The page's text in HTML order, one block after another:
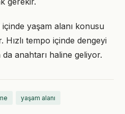
yaşam alanı konusu
Hızlı tempo içinde dengeyi
anahtarı haline geliyor.
yaşam alanı